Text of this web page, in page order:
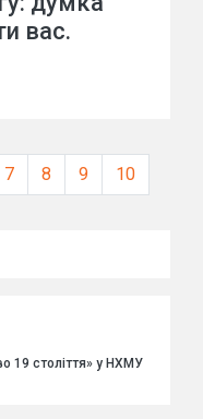
вас.
7 8 9 10
19 століття» у НХМУ